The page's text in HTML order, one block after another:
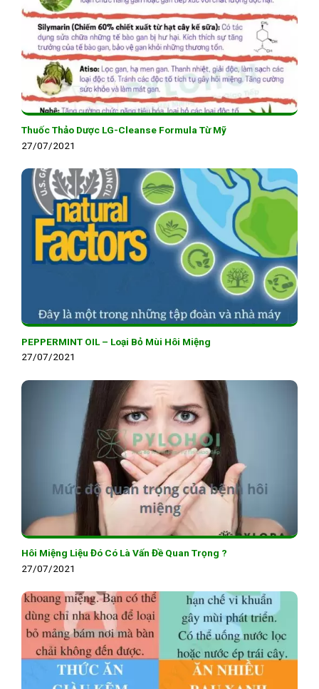
Thuốc Thảo Dược LG-Cleanse Formula Từ Mỹ
27/07/2021
PEPPERMINT OIL – Loại Bỏ Mùi Hôi Miệng
27/07/2021
Hôi Miệng Liệu Đó Có Là Vấn Đề Quan Trọng ?
27/07/2021